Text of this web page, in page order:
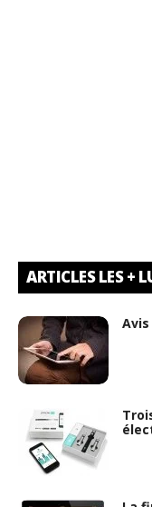
ARTICLES LES +